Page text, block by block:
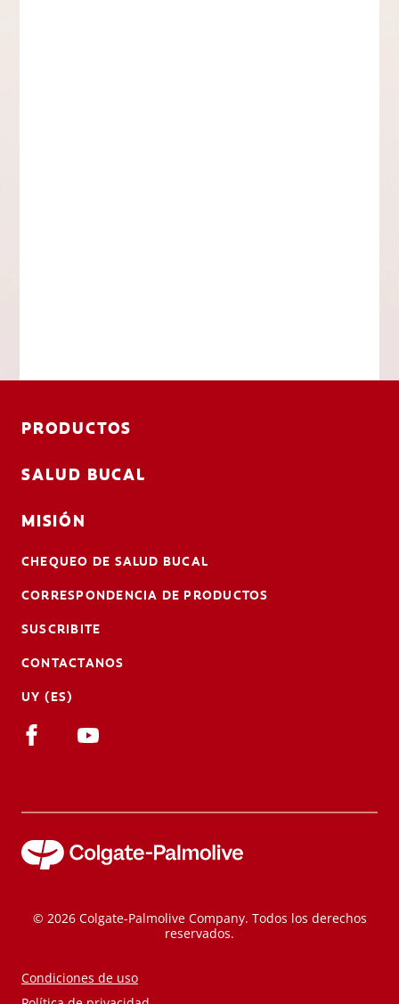
PRODUCTOS
SALUD BUCAL
MISIÓN
CHEQUEO DE SALUD BUCAL
CORRESPONDENCIA DE PRODUCTOS
SUSCRIBITE
CONTACTANOS
UY (ES)
© 2026 Colgate-Palmolive Company. Todos los derechos
reservados.
Condiciones de uso